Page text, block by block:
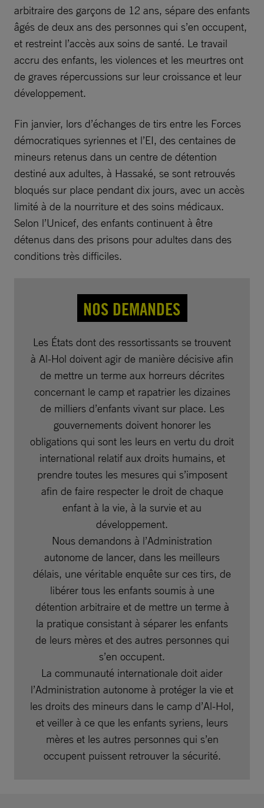
arbitraire des garçons de 12 ans, sépare des enfants
âgés de deux ans des personnes qui s’en occupent,
et restreint l’accès aux soins de santé. Le travail
accru des enfants, les violences et les meurtres ont
de graves répercussions sur leur croissance et leur
développement.
Fin janvier, lors d’échanges de tirs entre les Forces
démocratiques syriennes et l’EI, des centaines de
mineurs retenus dans un centre de détention
destiné aux adultes, à Hassaké, se sont retrouvés
bloqués sur place pendant dix jours, avec un accès
limité à de la nourriture et des soins médicaux.
Selon l’Unicef, des enfants continuent à être
détenus dans des prisons pour adultes dans des
conditions très difficiles.
NOS DEMANDES
Les États dont des ressortissants se trouvent
à Al-Hol doivent agir de manière décisive afin
de mettre un terme aux horreurs décrites
concernant le camp et rapatrier les dizaines
de milliers d’enfants vivant sur place. Les
gouvernements doivent honorer les
obligations qui sont les leurs en vertu du droit
international relatif aux droits humains, et
prendre toutes les mesures qui s’imposent
afin de faire respecter le droit de chaque
enfant à la vie, à la survie et au
développement.
Nous demandons à l’Administration
autonome de lancer, dans les meilleurs
délais, une véritable enquête sur ces tirs, de
libérer tous les enfants soumis à une
détention arbitraire et de mettre un terme à
la pratique consistant à séparer les enfants
de leurs mères et des autres personnes qui
s’en occupent.
La communauté internationale doit aider
l’Administration autonome à protéger la vie et
les droits des mineurs dans le camp d’Al-Hol,
et veiller à ce que les enfants syriens, leurs
mères et les autres personnes qui s’en
occupent puissent retrouver la sécurité.